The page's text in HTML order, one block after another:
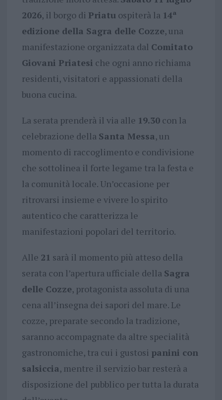
2026, il borgo di Priatu ospiterà la 14ª
edizione della Sagra delle Cozze, una
manifestazione organizzata dal Comitato
Giovani Priatesi che ogni anno richiama
residenti, visitatori e appassionati della
buona cucina.
La serata prenderà il via alle 19.30con la
celebrazione della Santa Messa, un
momento di raccoglimento e condivisione
che sottolinea il forte legame tra la festa e
la comunità locale. Un’occasione per
ritrovarsi insieme e vivere lo spirito
autentico che caratterizza le
manifestazioni popolari del territorio.
Alle 21 sarà il momento più atteso della
serata con l’apertura ufficiale della Sagra
delle Cozze, protagonista assoluta di una
cena all’insegna dei sapori del mare. Le
cozze, preparate secondo la tradizione,
saranno accompagnate da altre specialità
gastronomiche, tra cui i gustosi panini con
salsiccia, mentre il servizio bar resterà a
disposizione del pubblico per tutta la durata